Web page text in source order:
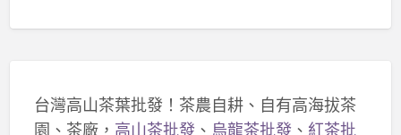
台灣高山茶葉批發！茶農自耕、自有高海拔茶
園、茶廠， 高山茶批發、 烏龍茶批發、 紅茶批